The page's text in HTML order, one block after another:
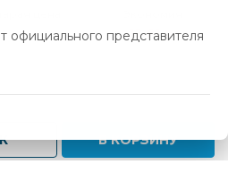
официального представителя
р. 12.61 р.
В КОРЗИНУ